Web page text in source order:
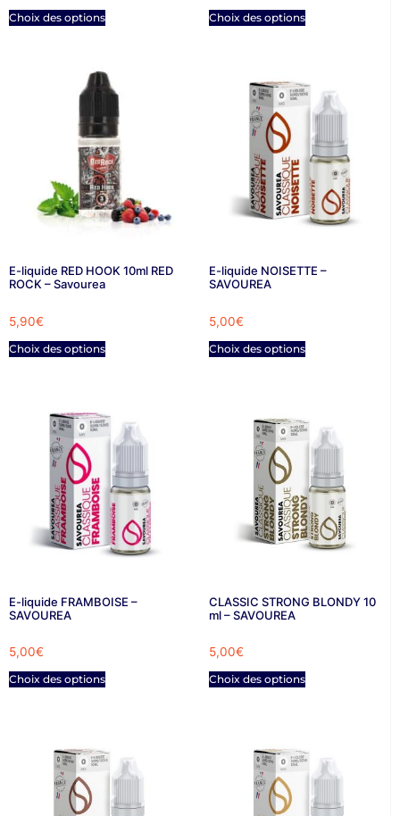
Choix des options Choix des options
E-liquide RED HOOK 10ml RED
ROCK – Savourea
5,90€
Choix des options
E-liquide NOISETTE –
SAVOUREA
5,00€
Choix des options
E-liquide FRAMBOISE –
SAVOUREA
5,00€
Choix des options
CLASSIC STRONG BLONDY 10
ml – SAVOUREA
5,00€
Choix des options